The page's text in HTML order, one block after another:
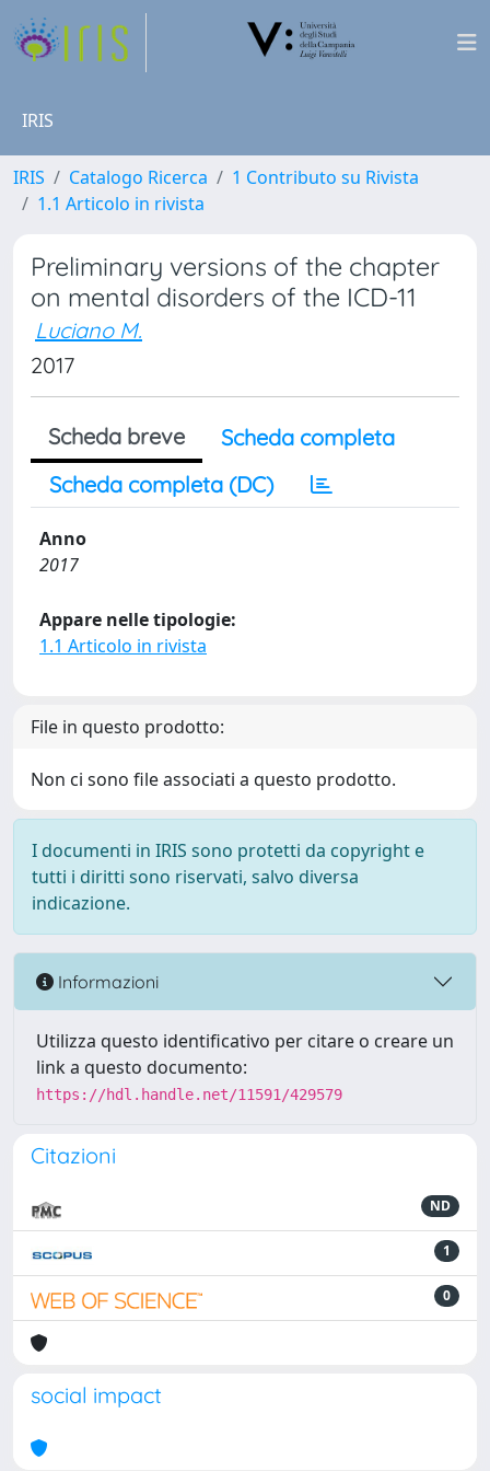
IRIS
IRIS Catalogo Ricerca
1 Contributo su Rivista
1.1 Articolo in rivista
Preliminary versions of the chapter
on mental disorders of the ICD-11
Luciano M.
2017
Scheda breve
Scheda completa
Scheda completa (DC)
Anno
2017
Appare nelle tipologie:
1.1 Articolo in rivista
File in questo prodotto:
Non ci sono file associati a questo prodotto.
I documenti in IRIS sono protetti da copyright e
tutti i diritti sono riservati, salvo diversa
indicazione.
Informazioni
Utilizza questo identificativo per citare o creare un
link a questo documento:
https://hdl.handle.net/11591/429579
Citazioni
ND
1
0
social impact